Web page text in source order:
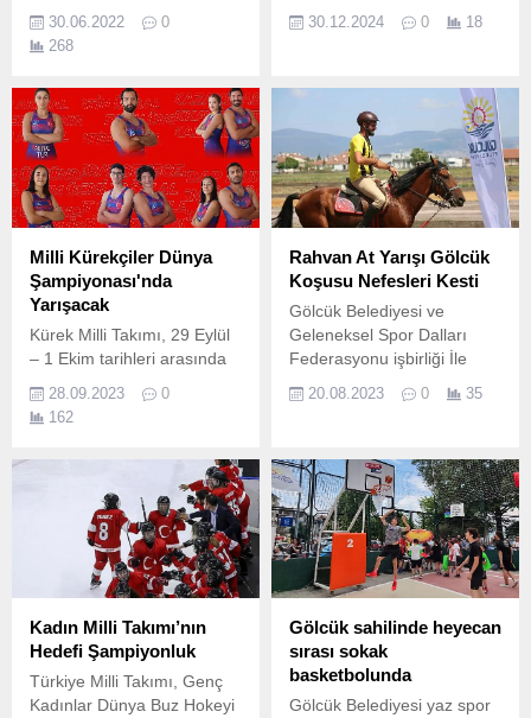
Kartepe Motosiklet Kulübü
tarafından 2-3 Temmuz
2022 tarihleri arasında
ve ATV Şampiyonası”
düzenleniyor.
30.06.2022
0
268
en yakın takipçisi Bergama
Yıldızlar Spor’u evinde 2-1
ilan etti, Süper Amatör Lig’e
yükselmeyi garantiledi.
30.12.2024 0 18
Milli Kürekçiler Dünya
Şampiyonası'nda
Yarışacak
Kürek Milli Takımı, 29 Eylül
– 1 Ekim tarihleri arasında
düzenlenecek olan Deniz
Küreği Dünya Şampiyonası
28.09.2023
0
162
Rahvan At Yarışı Gölcük
Koşusu Nefesleri Kesti
Gölcük Belediyesi ve
Geleneksel Spor Dalları
Federasyonu işbirliği İle
Rahvan At Yarışları Gölcük
20.08.2023 0 35
Kadın Milli Takımı’nın
Hedefi Şampiyonluk
Türkiye Milli Takımı, Genç
Kadınlar Dünya Buz Hokeyi
Gölcük sahilinde heyecan
sırası sokak
basketbolunda
Gölcük Belediyesi yaz spor